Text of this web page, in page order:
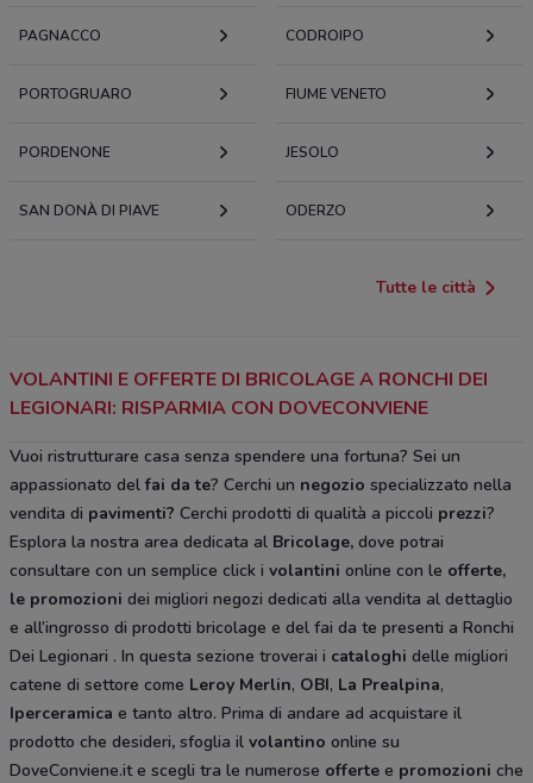
PAGNACCO CODROIPO
PORTOGRUARO FIUME VENETO
PORDENONE JESOLO
SAN DONÀ DI PIAVE ODERZO
Tutte le città
VOLANTINI E OFFERTE DI BRICOLAGE A RONCHI DEI
LEGIONARI: RISPARMIA CON DOVECONVIENE
Vuoi ristrutturare casa senza spendere una fortuna? Sei un
appassionato delfai da te? Cerchi un negozio specializzato nella
vendita di pavimenti? Cerchi prodotti di qualità a piccoli prezzi?
Esplora la nostra area dedicata al Bricolage, dove potrai
consultare con un semplice click i volantini online con le offerte,
le promozioni dei migliori negozi dedicati alla vendita al dettaglio
e all’ingrosso di prodotti bricolage e del fai da te presenti a Ronchi
Dei Legionari . In questa sezione troverai i cataloghi delle migliori
catene di settore come Leroy Merlin, OBI, La Prealpina,
Iperceramica e tanto altro. Prima di andare ad acquistare il
prodotto che desideri, sfoglia il volantino online su
DoveConviene.it e scegli tra le numerose offerte e promozioni che